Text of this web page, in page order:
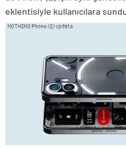
eklentisiyle kullanıcılara